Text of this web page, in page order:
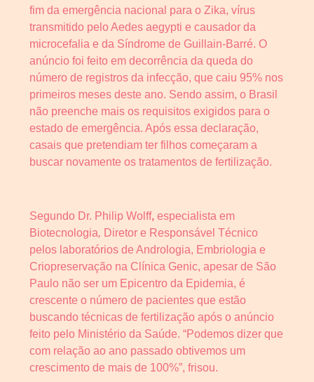
fim da emergência nacional para o Zika, vírus
transmitido pelo Aedes aegypti e causador da
microcefalia e da Síndrome de Guillain-Barré. O
anúncio foi feito em decorrência da queda do
número de registros da infecção, que caiu 95% nos
primeiros meses deste ano. Sendo assim, o Brasil
não preenche mais os requisitos exigidos para o
estado de emergência. Após essa declaração,
casais que pretendiam ter filhos começaram a
buscar novamente os tratamentos de fertilização.
Segundo Dr. Philip Wolff, especialista em
Biotecnologia, Diretor e Responsável Técnico
pelos laboratórios de Andrologia, Embriologia e
Criopreservação na Clínica Genic, apesar de São
Paulo não ser um Epicentro da Epidemia, é
crescente o número de pacientes que estão
buscando técnicas de fertilização após o anúncio
feito pelo Ministério da Saúde. “Podemos dizer que
com relação ao ano passado obtivemos um
crescimento de mais de 100%”, frisou.